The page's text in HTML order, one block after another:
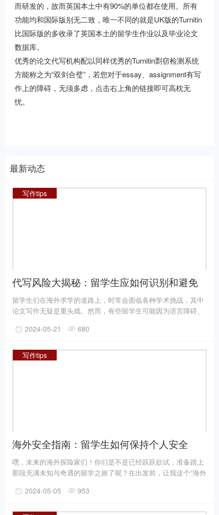
而研发的，故而英国本土中有90%的单位都在使用。所有
功能均和国际版别无二致，唯一不同的就是UK版的Turnitin
比国际版的多收录了英国本土的留学生作业以及毕业论文
数据库。
优秀的论文代写机构配以同样优秀的Turnitin剽窃检测系统
方能称之为“双剑合璧”，若您对于essay、assignment有写
作上的障碍，无须多虑，点击右上角的链接即可高枕无
忧。
最新动态
写作tips
代写风险大揭秘：留学生应如何识别和避免
留学生们在海外求学的道路上，时常会面临各种学术挑战，其中
论文写作无疑是重头戏。然而，有些留学生可能因为语言障碍、
吗，这背后隐藏着巨大的风险。今天，我们就来揭秘代写背后的
2024-05-21 680
写作tips
海外安全指南：留学生如何保持个人安全
嘿，未来的海外探险家们！你们是不是已经跃跃欲试，准备踏上
那段充满未知与奇遇的留学之旅了呢？在出发前，让我这个“海外
乡，保护好自己才是最重要的呀！
2024-05-05 953